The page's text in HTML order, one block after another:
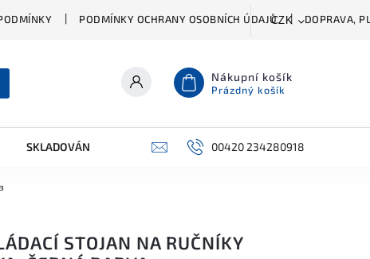
PODMÍNKY OCHRANY OSOBNÍCH ÚDAJŮ DOPRAVA,
CZK
Nákupní košík
Prázdný košík
SKLADOVÁNÍ A ČIŠTĚNÍ PŘÍSLUŠENSTVÍ
00420 234280918
STOJAN NA RUČNÍKY